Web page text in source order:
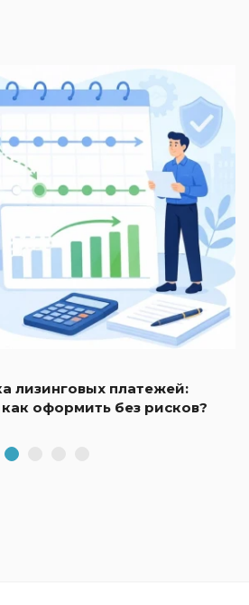
лизинговых платежей:
оформить без рисков?